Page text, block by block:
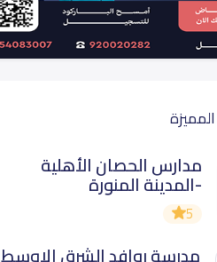
مدارس الحصان الأهلية
-المدينة المنورة
5
مدرسة روافد الشرق الاوسط